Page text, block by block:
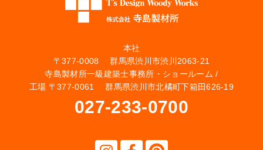
本社
〒377-0008 群馬県渋川市渋川2063-21
寺島製材所一級建築士事務所・ショールーム /
工場 〒377-0061 群馬県渋川市北橘町下箱田626-19
027-233-0700